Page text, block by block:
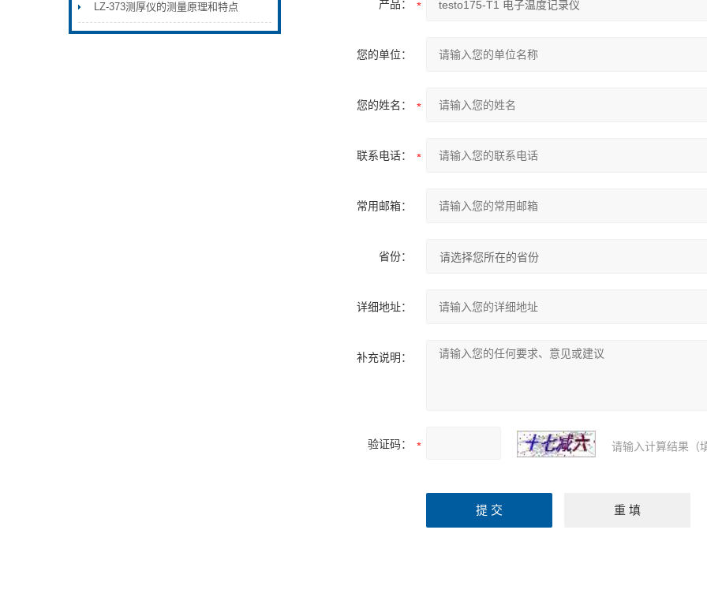
LZ-373测厚仪的测量原理和特点 产品：
您的单位：
您的姓名：
联系电话：
常用邮箱：
省份：
详细地址：
补充说明：
验证码： 请输入计算结果（